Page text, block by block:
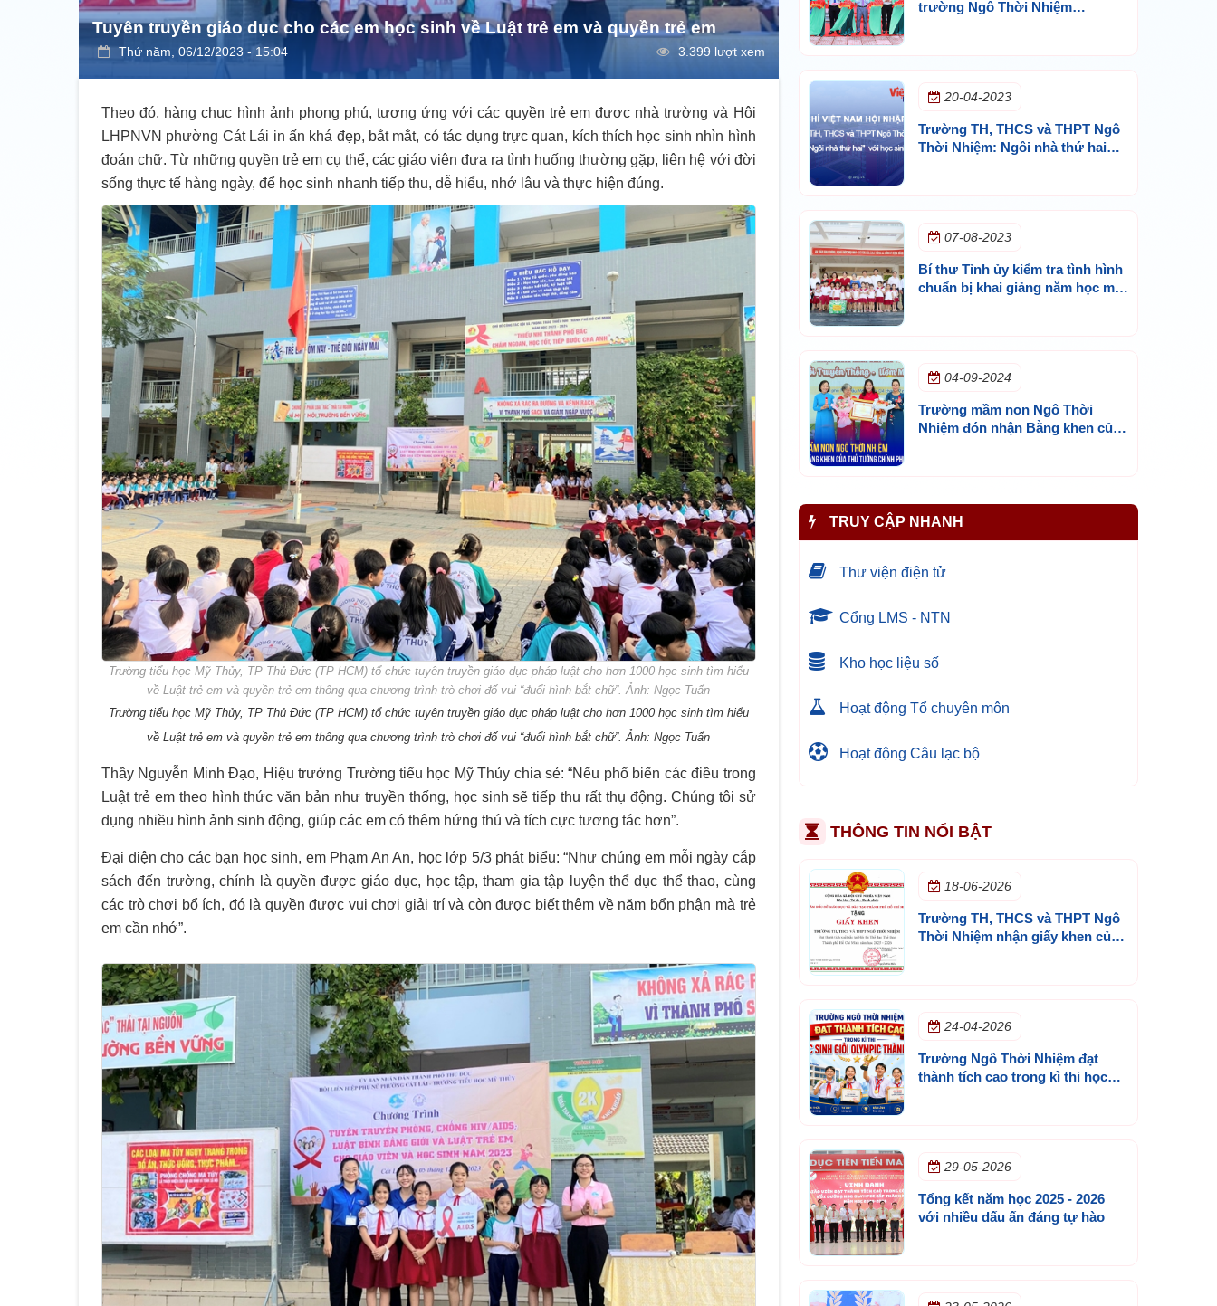
Tuyên truyền giáo dục cho các em học sinh về Luật trẻ em và quyền trẻ em
Thứ năm, 06/12/2023 - 15:04 3.399 lượt xem
Theo đó, hàng chục hình ảnh phong phú, tương ứng với các quyền trẻ em được nhà trường và Hội
LHPNVN phường Cát Lái in ấn khá đẹp, bắt mắt, có tác dụng trực quan, kích thích học sinh nhìn hình
đoán chữ. Từ những quyền trẻ em cụ thể, các giáo viên đưa ra tình huống thường gặp, liên hệ với đời
sống thực tế hàng ngày, để học sinh nhanh tiếp thu, dễ hiểu, nhớ lâu và thực hiện đúng.
Trường tiểu học Mỹ Thủy, TP Thủ Đức (TP HCM) tổ chức tuyên truyền giáo dục pháp luật cho hơn 1000 học sinh tìm hiểu
về Luật trẻ em và quyền trẻ em thông qua chương trình trò chơi đố vui “đuổi hình bắt chữ”. Ảnh: Ngọc Tuấn
Trường tiểu học Mỹ Thủy, TP Thủ Đức (TP HCM) tổ chức tuyên truyền giáo dục pháp luật cho hơn 1000 học sinh tìm hiểu
về Luật trẻ em và quyền trẻ em thông qua chương trình trò chơi đố vui “đuổi hình bắt chữ”. Ảnh: Ngọc Tuấn
Thầy Nguyễn Minh Đạo, Hiệu trưởng Trường tiểu học Mỹ Thủy chia sẻ: “Nếu phổ biến các điều trong
Luật trẻ em theo hình thức văn bản như truyền thống, học sinh sẽ tiếp thu rất thụ động. Chúng tôi sử
dụng nhiều hình ảnh sinh động, giúp các em có thêm hứng thú và tích cực tương tác hơn”.
Đại diện cho các bạn học sinh, em Phạm An An, học lớp 5/3 phát biểu: “Như chúng em mỗi ngày cắp
sách đến trường, chính là quyền được giáo dục, học tập, tham gia tập luyện thể dục thể thao, cùng
các trò chơi bổ ích, đó là quyền được vui chơi giải trí và còn được biết thêm về năm bổn phận mà trẻ
em cần nhớ”.
trường Ngô Thời Nhiệm
20-04-2023
Trường TH, THCS và THPT Ngô
Thời Nhiệm: Ngôi nhà thứ hai
07-08-2023
Bí thư Tỉnh ủy kiểm tra tình hình
chuẩn bị khai giảng năm học mới
04-09-2024
Trường mầm non Ngô Thời
Nhiệm đón nhận Bằng khen của
TRUY CẬP NHANH
Thư viện điện tử
Cổng LMS - NTN
Kho học liệu số
Hoạt động Tổ chuyên môn
Hoạt động Câu lạc bộ
THÔNG TIN NỔI BẬT
18-06-2026
Trường TH, THCS và THPT Ngô
Thời Nhiệm nhận giấy khen của
24-04-2026
Trường Ngô Thời Nhiệm đạt
thành tích cao trong kì thi học
29-05-2026
Tổng kết năm học 2025 - 2026
với nhiều dấu ấn đáng tự hào